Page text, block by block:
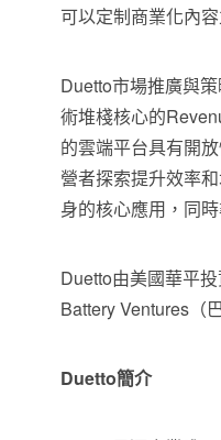
可以定制商業化內
Duetto市場推廣與
術堆棧核心的
的雲端平台具有開
營者探索提升效率
身的核心應用，同
Duetto由美國華平
Battery Ventures（
Duetto簡介